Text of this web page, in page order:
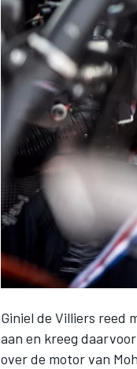
INDYCAR
Giniel de Villiers reed
aan en kreeg
over de motor van